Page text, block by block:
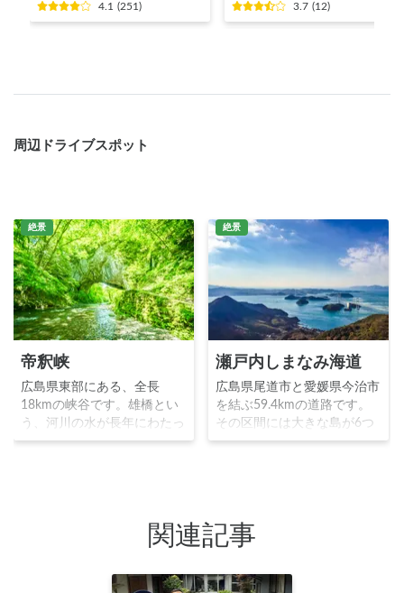
4.1 (251) 3.7 (12)
周辺ドライブスポット
絶景
帝釈峡
広島県東部にある、全長
18kmの峡谷です。雄橋とい
う、河川の水が長年にわたっ
て石灰岩を侵食することによ
神秘的な湖も絶景スポットと
絶景
瀬戸内しまなみ海道
広島県尾道市と愛媛県今治市
を結ぶ59.4kmの道路です。
その区間には大きな島が6つ
あり、それぞれに10本の架橋
クル設備も整っています。
関連記事